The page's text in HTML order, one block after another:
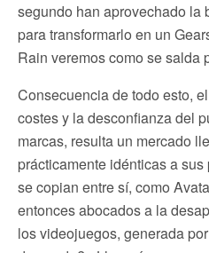
segundo han aprovechado la
para transformarlo en un
Rain veremos como se salda
Consecuencia de todo esto,
costes y la desconfianza del
marcas, resulta un mercado
prácticamente idénticas a
se copian entre sí, como
entonces abocados a la
los videojuegos, generada